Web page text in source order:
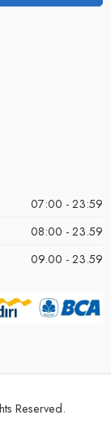
07:00 - 23:59
08:00 - 23.59
09.00 - 23.59
Reserved.